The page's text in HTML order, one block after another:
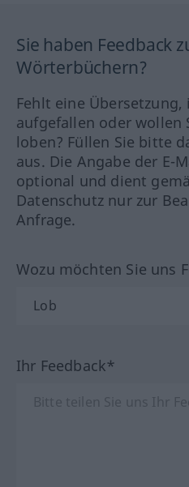
Sie haben Feedback
Wörterbüchern?
Fehlt eine
aufgefallen oder wollen
loben? Füllen Sie bitte
aus. Die Angabe der E-
optional und dient
Datenschutz nur zur
Anfrage.
Wozu möchten Sie uns
Ihr Feedback*